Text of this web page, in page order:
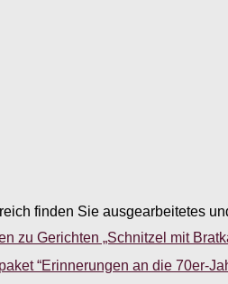
finden Sie ausgearbeitetes
zu Gerichten „Schnitzel mit
“Erinnerungen an die 70er-